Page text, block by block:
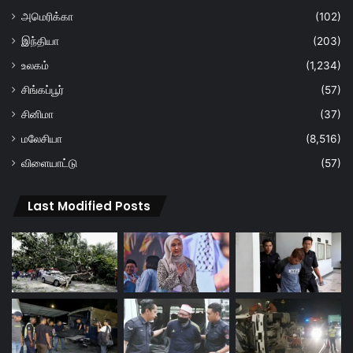
அமெரிக்கா
(102)
இந்தியா
(203)
உலகம்
(1,234)
சிங்கப்பூர்
(57)
சினிமா
(37)
மலேசியா
(8,516)
விளையாட்டு
(57)
Last Modified Posts